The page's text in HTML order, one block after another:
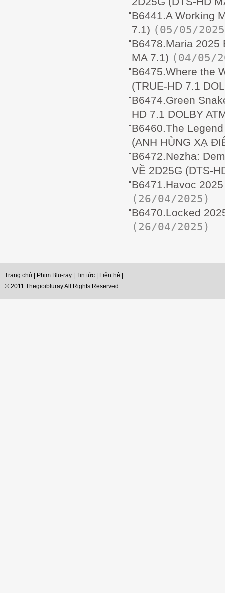
B6441.A Working
7.1) (05/05/
B6478.Maria 2025
MA 7.1) (04/05/
B6475.Where the
(TRUE-HD 7.1
B6474.Green
HD 7.1 DOLBY
B6460.The
(ANH HÙNG XẠ
B6472.Nezha:
VỀ 2D25G (DTS-
B6471.Havoc
(26/04/2025)
B6470.Locked
(26/04/2025)
Trang chủ | Phim Blu-ray | Tin tức | Liên hệ |
© 2011 Thegioibluray All Rights Reserved.